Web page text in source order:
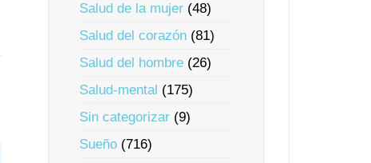
Salud de la mujer (48)
Salud del corazón (81)
Salud del hombre (26)
Salud-mental (175)
Sin categorizar (9)
Sueño (716)